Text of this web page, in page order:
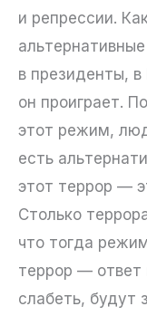
и репрессии.
в президенты,
он проиграет.
этот режим,
есть
этот террор —
Столько
что тогда
террор — ответ
слабеть, будут